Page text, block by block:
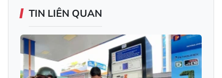
TIN LIÊN QUAN